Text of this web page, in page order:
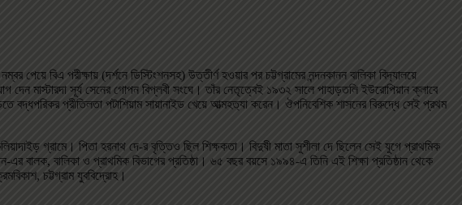
বিএ পরীক্ষায় (দর্শনে ডিস্টিংশনসহ) উত্তীর্ণ হওয়ার পর চট্টগ্রামের নন্দনকানন বালিকা বিদ‌্যালয়ে
দেন মাস্টারদা সূর্য সেনের গোপন বিপ্লবী সংঘে। তাঁর নেতৃত্বেই ১৯৩২ সালে পাহাড়তলি ইউরোপিয়ান ক্লাবে
বদ্ধপরিকর প্রীতিলতা পটাশিয়াম সায়ানাইড খেয়ে আত্মহত‌্যা করেন। ঔপনিবেশিক শাসনের বিরুদ্ধে সেই প্রথম
গ্রামে। পিতা হরনাথ দে-র বৃত্তিও ছিল শিক্ষকতা। বিদুষী মাতা সুশীলা দে ছিলেন সেই যুগে প্রাথমিক
এর বালক, বালিকা ও প্রাথমিক বিভাগের প্রতিষ্ঠা। ৬৫ বছর বয়সে ১৯৯৪-এ তিনি এই শিক্ষা প্রতিষ্ঠান থেকে
চট্টগ্রাম যুববিদ্রোহ।